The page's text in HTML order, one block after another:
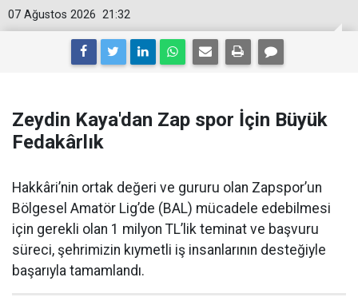
21:32
07 Ağustos 2026
Zeydin Kaya'dan Zap spor İçin Büyük
Fedakârlık
Hakkâri’nin ortak değeri ve gururu olan Zapspor’un
Bölgesel Amatör Lig’de (BAL) mücadele edebilmesi
için gerekli olan 1 milyon TL’lik teminat ve başvuru
süreci, şehrimizin kıymetli iş insanlarının desteğiyle
başarıyla tamamlandı.